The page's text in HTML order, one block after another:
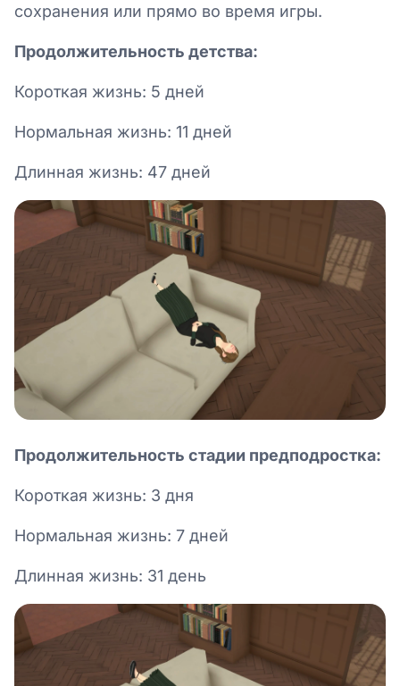
сохранения или прямо во время игры.
Продолжительность детства:
Короткая жизнь: 5 дней
Нормальная жизнь: 11 дней
Длинная жизнь: 47 дней
Продолжительность стадии предподростка:
Короткая жизнь: 3 дня
Нормальная жизнь: 7 дней
Длинная жизнь: 31 день